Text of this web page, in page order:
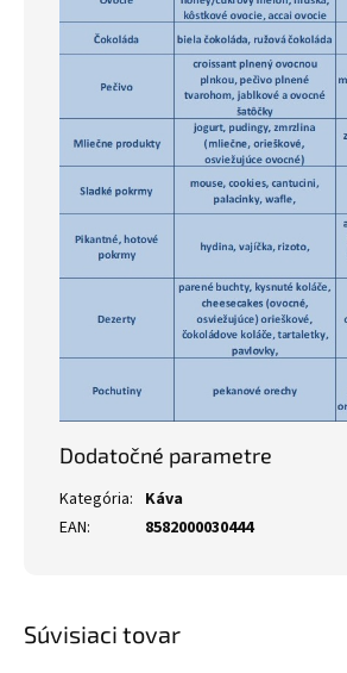
Dodatočné parametre
Kategória: Káva
EAN: 8582000030444
Súvisiaci tovar